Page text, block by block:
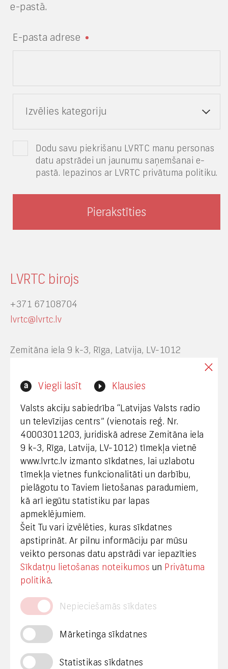
Viegli lasīt Klausies
Valsts akciju sabiedrība “Latvijas Valsts radio
un televīzijas centrs” (vienotais reģ. Nr.
40003011203, juridiskā adrese Zemitāna iela
9 k-3, Rīga, Latvija, LV-1012) tīmekļa vietnē
www.lvrtc.lv izmanto sīkdatnes, lai uzlabotu
tīmekļa vietnes funkcionalitāti un darbību,
pielāgotu to Taviem lietošanas paradumiem,
kā arī iegūtu statistiku par lapas
apmeklējumiem.
Šeit Tu vari izvēlēties, kuras sīkdatnes
apstiprināt. Ar pilnu informāciju par mūsu
veikto personas datu apstrādi var iepazīties
Sīkdatņu lietošanas noteikumos un Privātuma
politikā.
Nepieciešamās sīkdates
Mārketinga sīkdatnes
Statistikas sīkdatnes
e-pastā.
E-pasta adrese
Izvēlies kategoriju
Dodu savu piekrišanu LVRTC manu personas
datu apstrādei un jaunumu saņemšanai e-
pastā. Iepazinos ar LVRTC privātuma politiku.
LVRTC birojs
+371 67108704
lvrtc@lvrtc.lv
Zemitāna iela 9 k-3, Rīga, Latvija, LV-1012
Interneta vietnes www.lvrtc.lv administrators:
Klientu apkalpošana
+371 67108787
Medijiem
+371 29665001
vineta.sprugaine@lvrtc.lv
© VAS Latvijas Valsts radio un televīzijas centrs,